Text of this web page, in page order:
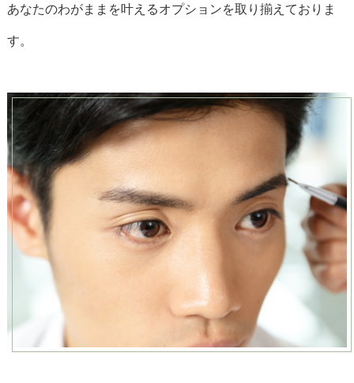
あなたのわがままを叶えるオプションを取り揃えておりま
す。